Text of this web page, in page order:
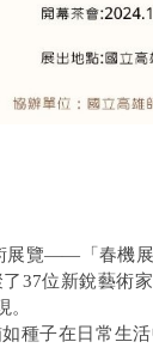
展覽——「春機
37位新銳藝術
。
種子在日常生